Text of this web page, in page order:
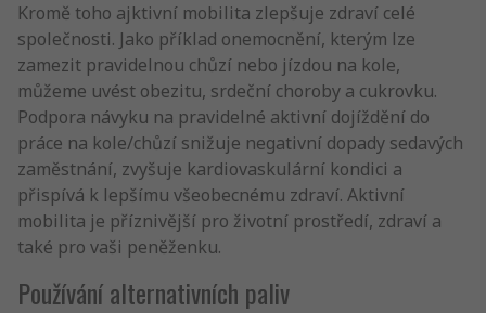
Kromě toho ajktivní mobilita zlepšuje zdraví celé
společnosti. Jako příklad onemocnění, kterým lze
zamezit pravidelnou chůzí nebo jízdou na kole,
můžeme uvést obezitu, srdeční choroby a cukrovku.
Podpora návyku na pravidelné aktivní dojíždění do
práce na kole/chůzí snižuje negativní dopady sedavých
zaměstnání, zvyšuje kardiovaskulární kondici a
přispívá k lepšímu všeobecnému zdraví. Aktivní
mobilita je příznivější pro životní prostředí, zdraví a
také pro vaši peněženku.
Používání alternativních paliv